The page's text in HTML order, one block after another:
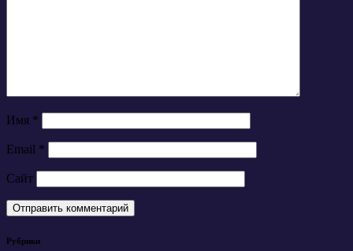
Имя *
Email *
Сайт
Рубрики